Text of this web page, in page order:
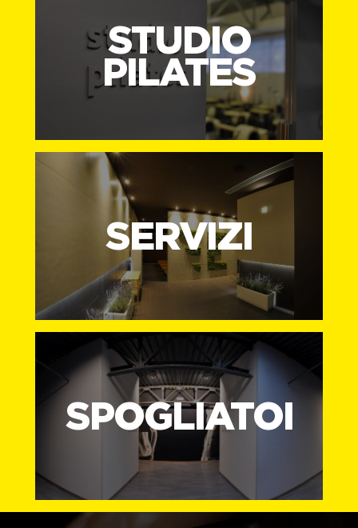
STUDIO
PILATES
SERVIZI
SPOGLIATOI